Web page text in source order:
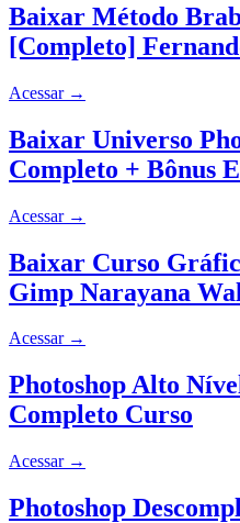
Baixar Método
[Completo]
Acessar →
Baixar Universo
Completo + Bônus
Acessar →
Baixar Curso
Gimp Narayana
Acessar →
Photoshop Alto
Completo Curso
Acessar →
Photoshop